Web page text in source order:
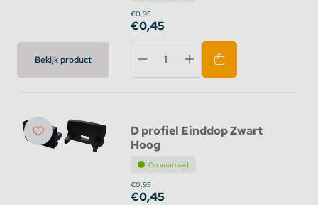
Bekijk product
€0,95
€0,45
D profiel Einddop Zwart
Hoog
Op voorraad
€0,95
€0,45